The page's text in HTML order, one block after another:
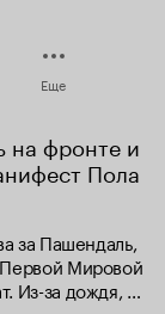
Еще
на фронте и
Пола
за Пашендаль,
Мировой
Из-за дождя,